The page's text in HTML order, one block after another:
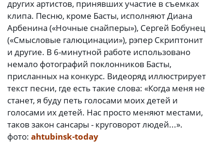
других артистов, принявших участие в съемках
клипа. Песню, кроме Басты, исполняют Диана
Арбенина («Ночные снайперы»), Сергей Бобунец
(«Смысловые галюцинации»), рэпер Скриптонит
и другие. В 6-минутной работе использовано
немало фотографий поклонников Басты,
присланных на конкурс. Видеоряд иллюстрирует
текст песни, где есть такие слова: «Когда меня не
станет, я буду петь голосами моих детей и
голосами их детей. Нас просто меняют местами,
таков закон сансары - круговорот людей...».
фото: ahtubinsk-today